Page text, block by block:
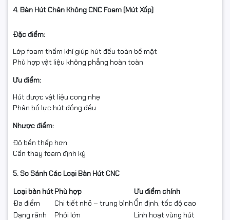
4. Bàn Hút Chân Không CNC Foam (Mút Xốp)
Đặc điểm:
Lớp foam thấm khí giúp hút đều toàn bề mặt
Phù hợp vật liệu không phẳng hoàn toàn
Ưu điểm:
Hút được vật liệu cong nhẹ
Phân bố lực hút đồng đều
Nhược điểm:
Độ bền thấp hơn
Cần thay foam định kỳ
5. So Sánh Các Loại Bàn Hút CNC
Loại bàn hútPhù hợp
Ưu điểm chính
Đa điểm
Chi tiết nhỏ – trung bìnhỔn định, tốc độ cao
Dạng rãnh
Phôi lớn
Linh hoạt vùng hút